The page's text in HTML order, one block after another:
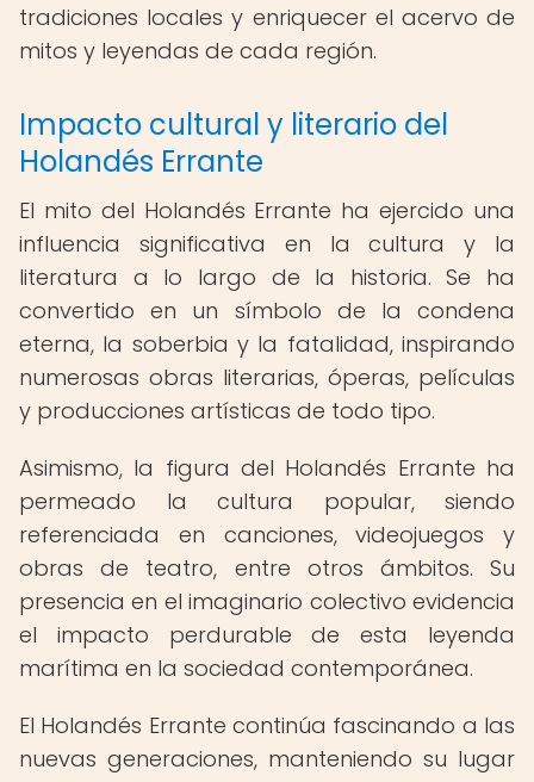
tradiciones locales y enriquecer el acervo de
mitos y leyendas de cada región.
Impacto cultural y literario del
Holandés Errante
El mito del Holandés Errante ha ejercido una
influencia significativa en la cultura y la
literatura a lo largo de la historia. Se ha
convertido en un símbolo de la condena
eterna, la soberbia y la fatalidad, inspirando
numerosas obras literarias, óperas, películas
y producciones artísticas de todo tipo.
Asimismo, la figura del Holandés Errante ha
permeado la cultura popular, siendo
referenciada en canciones, videojuegos y
obras de teatro, entre otros ámbitos. Su
presencia en el imaginario colectivo evidencia
el impacto perdurable de esta leyenda
marítima en la sociedad contemporánea.
El Holandés Errante continúa fascinando a las
nuevas generaciones, manteniendo su lugar